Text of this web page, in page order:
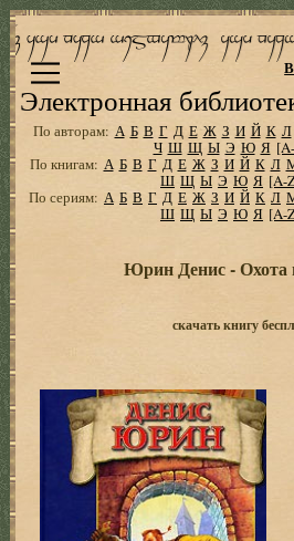
Электронная
По авторам: А Б В Г Д Е Ж З И Й К Л
Ч Ш Щ Ы Э Ю Я
По книгам: А Б В Г Д Е Ж З И Й К Л
Ш Щ Ы Э Ю Я [A-
По сериям: А Б В Г Д Е Ж З И Й К Л
Ш Щ Ы Э Ю Я [A-
Юрин Денис - Охота
скачать книгу